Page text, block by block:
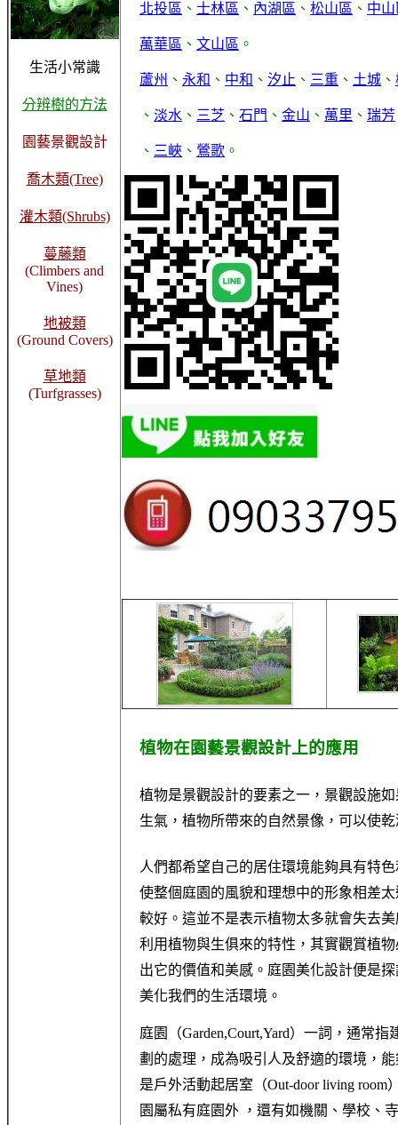
生活小常識
分辨樹的方法
園藝景觀設計
喬木類(Tree)
灌木類(Shrubs)
蔓藤類
(Climbers and
Vines)
地被類
(Ground Covers)
草地類
(Turfgrasses)
北投區 、 士林區 、 內湖區 、 松山區 、 中
萬華區 、 文山區 。
蘆州 、 永和 、 中和 、 汐止 、 三重 、 土城 、
、 淡水 、 三芝 、 石門 、 金山 、 萬里 、 瑞芳
、 三峽 、 鶯歌 。
植物在園藝景觀設計上的應用
植物是景觀設計的要素之一，景觀設施
生氣，植物所帶來的自然景像，可以使
人們都希望自己的居住環境能夠具有特
使整個庭園的風貌和理想中的形象相差
較好。這並不是表示植物太多就會失去
利用植物與生俱來的特性，其實觀賞植
出它的價值和美感。庭園美化設計便是
美化我們的生活環境。
庭園（Garden,Court,Yard）一詞，通常
劃的處理，成為吸引人及舒適的環境，
是戶外活動起居室（Out-door living
園屬私有庭園外 ，還有如機關、學校、